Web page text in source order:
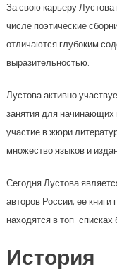
За свою карьеру Лустова
числе поэтические
отличаются глубоким
выразительностью.
Лустова активно
занятия для начинающих
участие в жюри
множество языков и
Сегодня Лустова
авторов России, ее
находятся в топ-списках
История